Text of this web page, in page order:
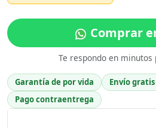
Comprar
Te respondo en minutos
Garantía de por vida
Envío
Pago contraentrega